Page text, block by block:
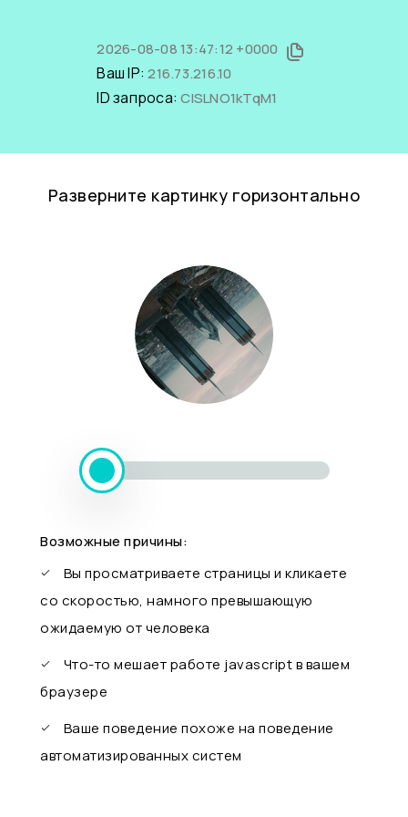
2026-08-08 13:47:12 +0000
Ваш IP:216.73.216.10
ID запроса:ClSLNO1kTqM1
Разверните картинку горизонтально
Возможные причины:
Вы просматриваете страницы и кликаете
со скоростью, намного превышающую
ожидаемую от человека
Что-то мешает работе javascript в вашем
браузере
Ваше поведение похоже на поведение
автоматизированных систем